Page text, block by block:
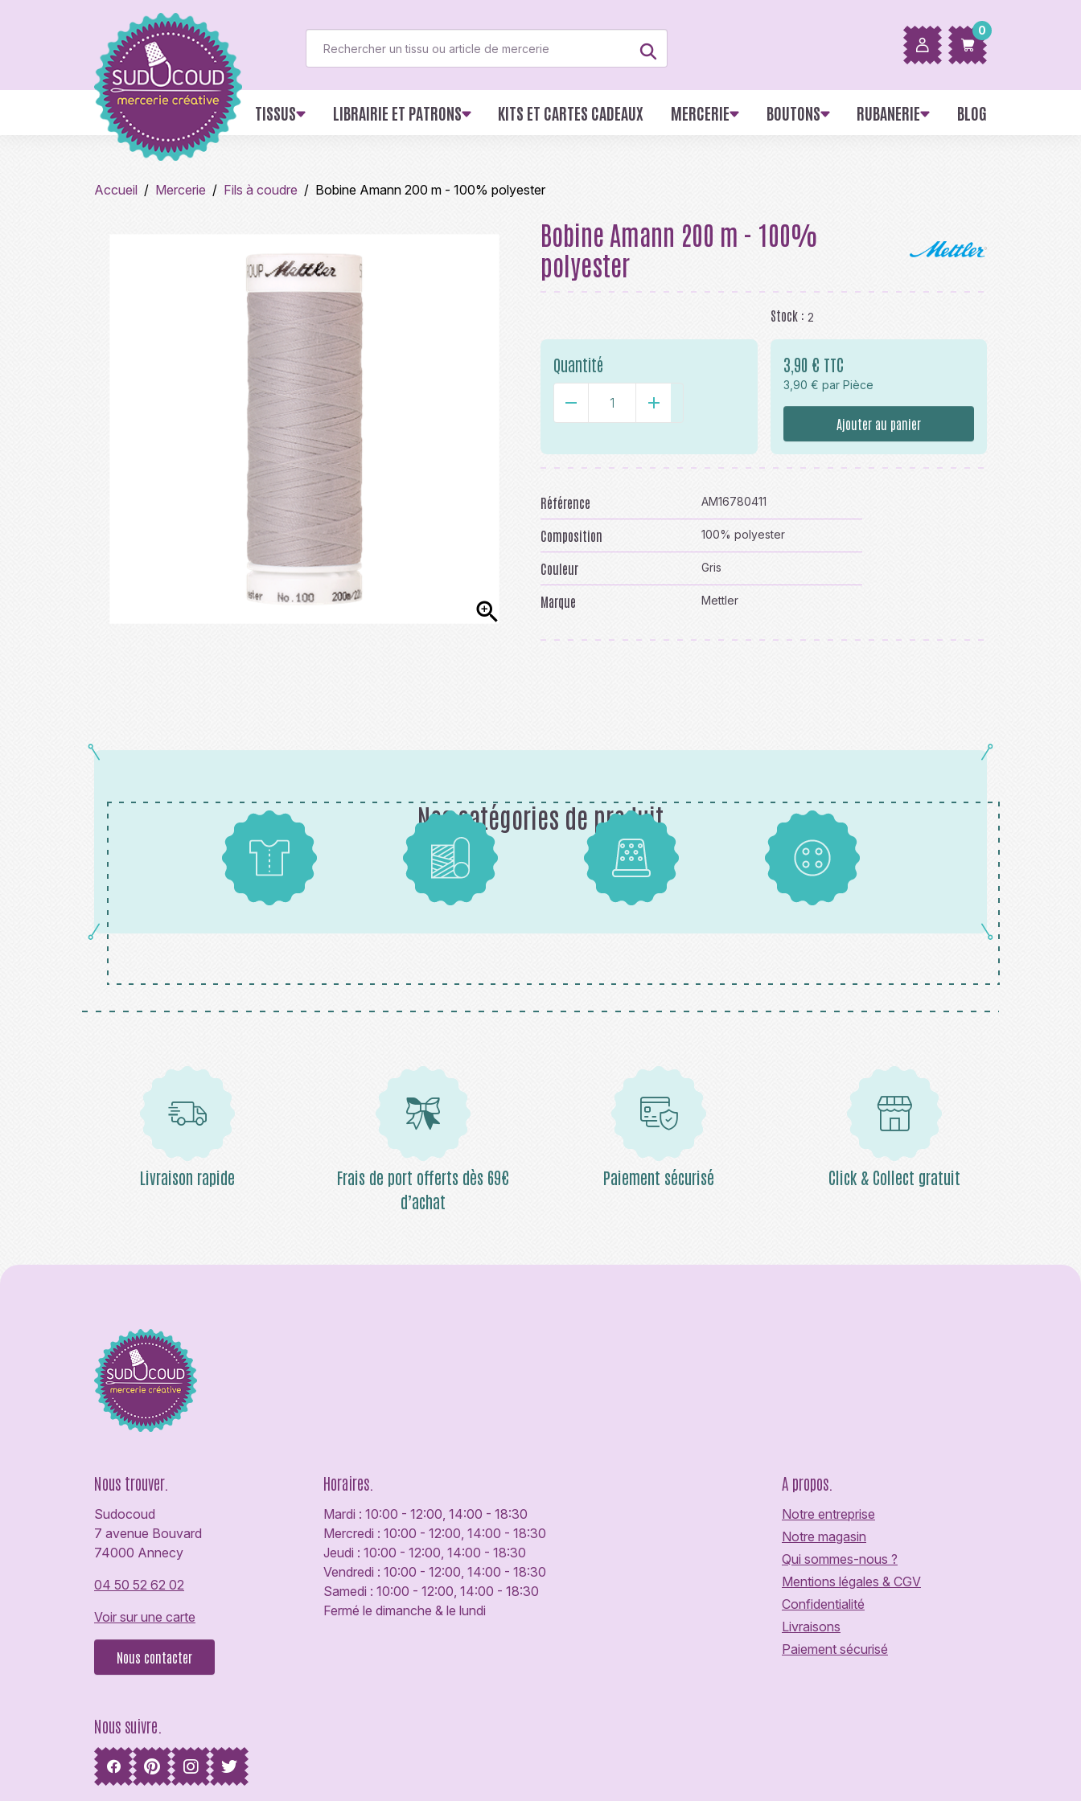
0
TISSUS LIBRAIRIE ET PATRONS KITS ET CARTES CADEAUX MERCERIE BOUTONS RUBANERIE BLOG
Accueil Mercerie Fils à coudre Bobine Amann 200 m - 100% polyester

Bobine Amann 200 m - 100%
polyester
Stock : 2
Quantité
- +
3,90 € TTC
3,90 € par Pièce
Ajouter au panier
Référence AM16780411
Composition 100% polyester
Couleur Gris
Marque Mettler
Nos catégories de produit
Patrons Tissus Mercerie Boutons
Livraison rapide
Frais de port offerts dès 69€
d’achat
Paiement sécurisé Click & Collect gratuit
Nous trouver.
Sudocoud
7 avenue Bouvard
74000 Annecy
04 50 52 62 02
Voir sur une carte
Nous contacter
Nous suivre.
Horaires.
Mardi : 10:00 - 12:00, 14:00 - 18:30
Mercredi : 10:00 - 12:00, 14:00 - 18:30
Jeudi : 10:00 - 12:00, 14:00 - 18:30
Vendredi : 10:00 - 12:00, 14:00 - 18:30
Samedi : 10:00 - 12:00, 14:00 - 18:30
Fermé le dimanche & le lundi
A propos.
Notre entreprise
Notre magasin
Qui sommes-nous ?
Mentions légales & CGV
Confidentialité
Livraisons
Paiement sécurisé